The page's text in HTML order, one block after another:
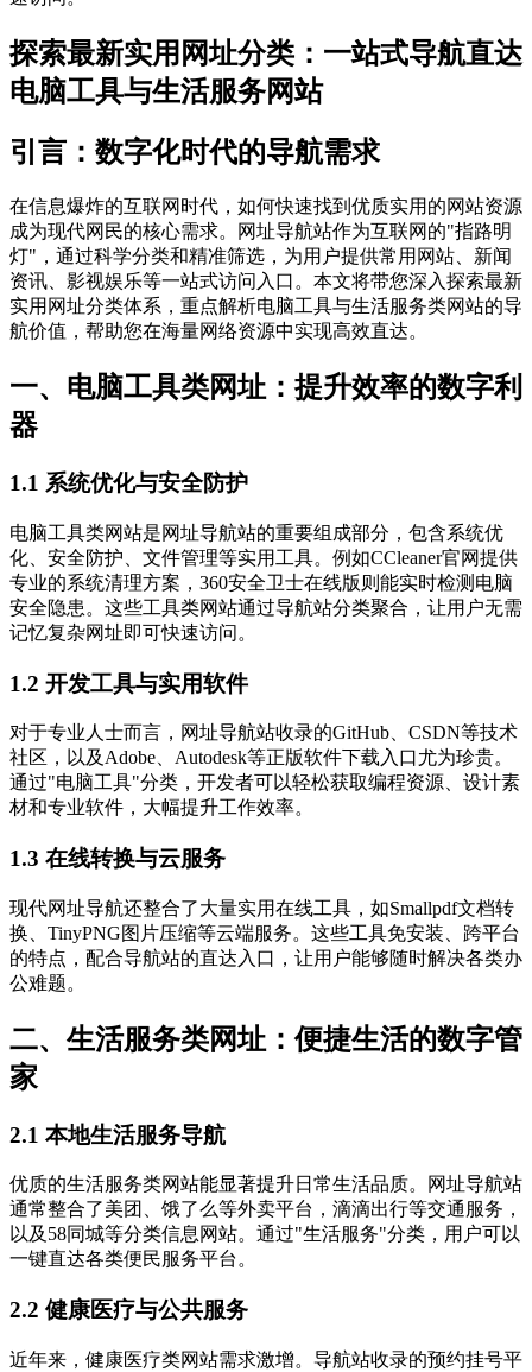
探索最新实用网址分类：一站式导航直达
电脑工具与生活服务网站
引言：数字化时代的导航需求
在信息爆炸的互联网时代，如何快速找到优质实用的网站资源
成为现代网民的核心需求。网址导航站作为互联网的"指路明
灯"，通过科学分类和精准筛选，为用户提供常用网站、新闻
资讯、影视娱乐等一站式访问入口。本文将带您深入探索最新
实用网址分类体系，重点解析电脑工具与生活服务类网站的导
航价值，帮助您在海量网络资源中实现高效直达。
一、电脑工具类网址：提升效率的数字利
器
1.1 系统优化与安全防护
电脑工具类网站是网址导航站的重要组成部分，包含系统优
化、安全防护、文件管理等实用工具。例如CCleaner官网提供
专业的系统清理方案，360安全卫士在线版则能实时检测电脑
安全隐患。这些工具类网站通过导航站分类聚合，让用户无需
记忆复杂网址即可快速访问。
1.2 开发工具与实用软件
对于专业人士而言，网址导航站收录的GitHub、CSDN等技术
社区，以及Adobe、Autodesk等正版软件下载入口尤为珍贵。
通过"电脑工具"分类，开发者可以轻松获取编程资源、设计素
材和专业软件，大幅提升工作效率。
1.3 在线转换与云服务
现代网址导航还整合了大量实用在线工具，如Smallpdf文档转
换、TinyPNG图片压缩等云端服务。这些工具免安装、跨平台
的特点，配合导航站的直达入口，让用户能够随时解决各类办
公难题。
二、生活服务类网址：便捷生活的数字管
家
2.1 本地生活服务导航
优质的生活服务类网站能显著提升日常生活品质。网址导航站
通常整合了美团、饿了么等外卖平台，滴滴出行等交通服务，
以及58同城等分类信息网站。通过"生活服务"分类，用户可以
一键直达各类便民服务平台。
2.2 健康医疗与公共服务
近年来，健康医疗类网站需求激增。导航站收录的预约挂号平